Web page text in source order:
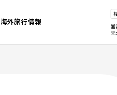
海外旅行情報
営
※